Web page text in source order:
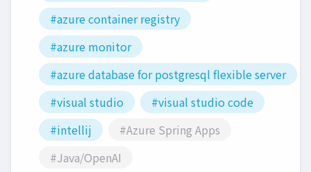
#azure container registry
#azure monitor
#azure database for postgresql flexible server
#visual studio
#visual studio code
#intellij
#Azure Spring Apps
#Java/OpenAI